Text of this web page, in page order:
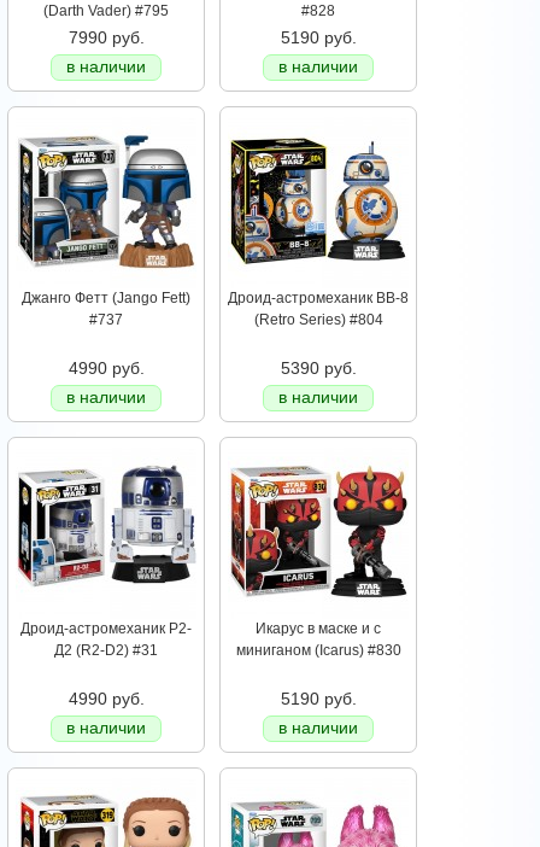
(Darth Vader) #795
7990 руб.
в наличии
#828
5190 руб.
в наличии
Джанго Фетт (Jango Fett)
#737
4990 руб.
в наличии
Дроид-астромеханик BB-8
(Retro Series) #804
5390 руб.
в наличии
Дроид-астромеханик Р2-
Д2 (R2-D2) #31
4990 руб.
в наличии
Икарус в маске и с
миниганом (Icarus) #830
5190 руб.
в наличии